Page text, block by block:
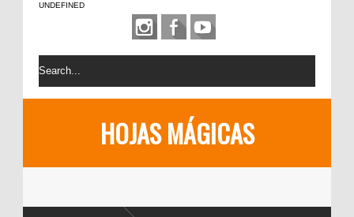
UNDEFINED
HOJAS MÁGICAS